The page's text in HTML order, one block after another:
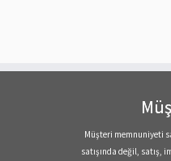
Müşteri memnuniyeti
satışında değil, satış,